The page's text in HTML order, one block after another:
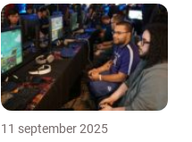
11 september 2025